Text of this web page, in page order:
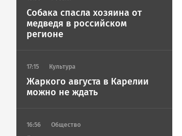
Собака спасла хозяина от
медведя в российском
регионе
17:15 Культура
Жаркого августа в Карелии
можно не ждать
16:56 Общество